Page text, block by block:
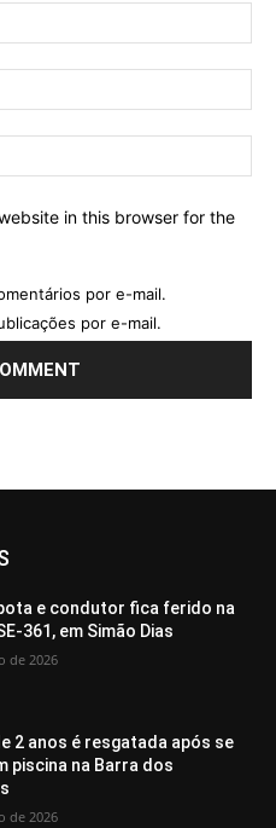
in this browser for the
por e-mail.
por e-mail.
e condutor fica ferido na
361, em Simão Dias
de 2026
2 anos é resgatada após se
piscina na Barra dos
de 2026